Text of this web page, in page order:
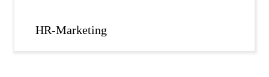
HR-Marketing